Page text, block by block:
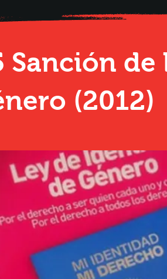
Sanción
(2012)